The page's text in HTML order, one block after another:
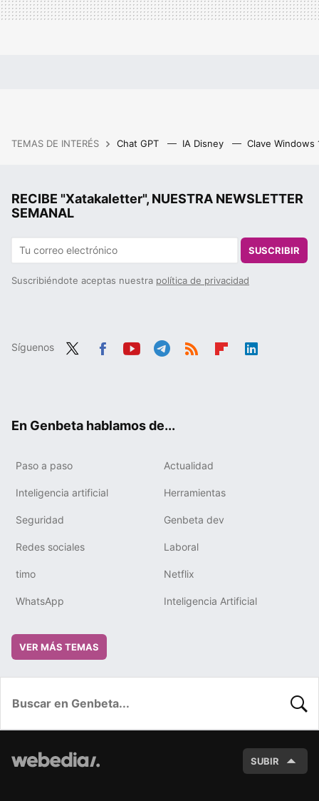
TEMAS DE INTERÉS Chat GPT IA Disney Clave Windows
RECIBE "Xatakaletter", NUESTRA NEWSLETTER
SEMANAL
SUSCRIBIR
Suscribiéndote aceptas nuestra política de privacidad
Síguenos
En Genbeta hablamos de...
Paso a paso Actualidad
Inteligencia artificial Herramientas
Seguridad Genbeta dev
Redes sociales Laboral
timo Netflix
WhatsApp Inteligencia Artificial
VER MÁS TEMAS
SUBIR